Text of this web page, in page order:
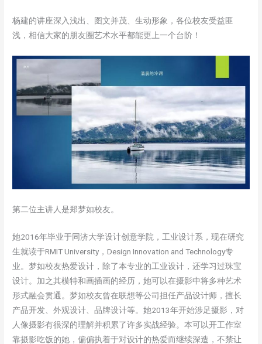
杨建的讲座深入浅出、图文并茂、生动形象，各位校友受益匪
浅，相信大家的朋友圈艺术水平都能更上一个台阶！
第二位主讲人是郑梦如校友。
她2016年毕业于同济大学设计创意学院，工业设计系，现在研究
生就读于RMIT University，Design Innovation and Technology专
业。梦如校友热爱设计，除了本专业的工业设计，还学习过珠宝
设计。加之其模特和画插画的经历，她可以在摄影中将多种艺术
形式融会贯通。梦如校友曾在联想等公司担任产品设计师，擅长
产品开发、外观设计、品牌设计等。她2013年开始涉足摄影，对
人像摄影有很深的理解并积累了许多实战经验。本可以开工作室
靠摄影吃饭的她，偏偏执着于对设计的热爱而继续深造，不禁让